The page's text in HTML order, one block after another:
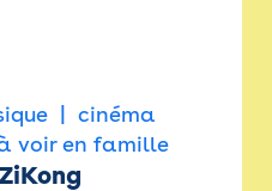
cinéma
voir en famille